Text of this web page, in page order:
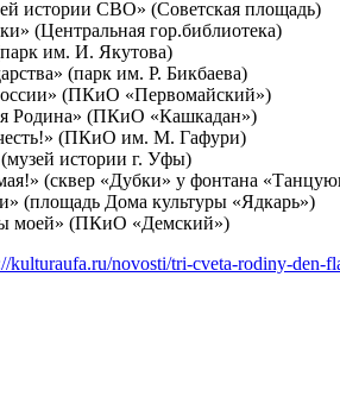
истории СВО» (Советская площадь)
(Центральная гор.библиотека)
им. И. Якутова)
(парк им. Р. Бикбаева)
(ПКиО «Первомайский»)
Родина» (ПКиО «Кашкадан»)
честь!» (ПКиО им. М. Гафури)
истории г. Уфы)
(сквер «Дубки» у фонтана
(площадь Дома культуры «Ядкарь»)
моей» (ПКиО «Демский»)
kulturaufa.ru/novosti/tri-cveta-rodiny-den-